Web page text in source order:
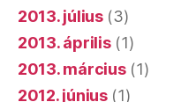
2013. július(3)
2013. április(1)
2013. március(1)
2012. június(1)